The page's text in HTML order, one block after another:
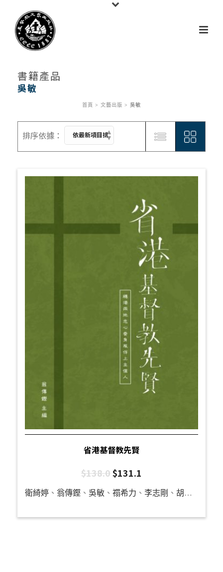
書籍產品
首頁 > 文藝出版 > 吳敏
吳敏
省港基督教先賢
$138.0$131.1
衛綺婷 、 翁傳鏗 、 吳敏 、 禤希力 、 李志剛 、 胡健斌